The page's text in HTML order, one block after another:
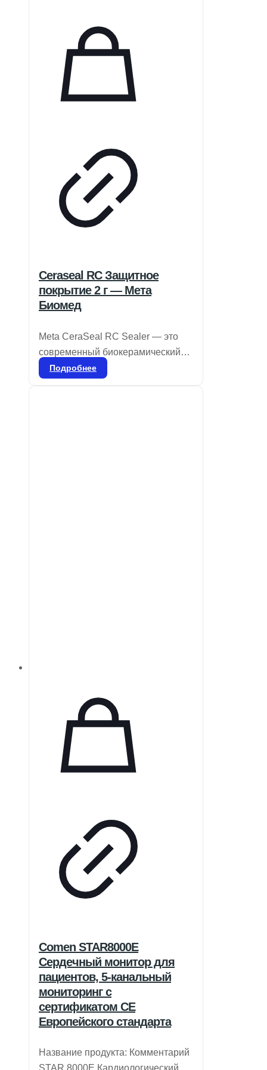
обеспечивая свежий воздух в
любых условиях — дома или на
работе. Нейтрализуя свободные
радикалы и ускоряя клеточный
обмен, отрицательные ионы
способствуют вашему
Ceraseal RC Защитное
покрытие 2 г — Мета
Биомед
Meta CeraSeal RC Sealer — это
современный биокерамический
герметик, обладающий
Подробнее
Comen STAR8000E
Сердечный монитор для
пациентов, 5-канальный
мониторинг с
сертификатом CE
Европейского стандарта
Название продукта: Комментарий